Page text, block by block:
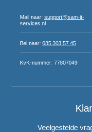
Mail naar: support@sam-it-
services.nl
Bel naar: 085 303 57 45
KvK-nummer: 77807049
Veelgestelde